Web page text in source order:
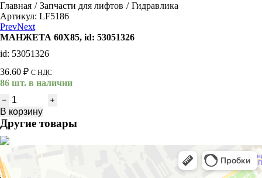
You are here:
Главная Запчасти для лифтов
Гидравлика
Артикул: LF5186
PrevNext
МАНЖЕТА 60Х85, id: 53051326
id: 53051326
36.60 ₽ С НДС
86 шт. в наличии
Количество
товара
МАНЖЕТА
60Х85,
id:
В корзину
Другие товары